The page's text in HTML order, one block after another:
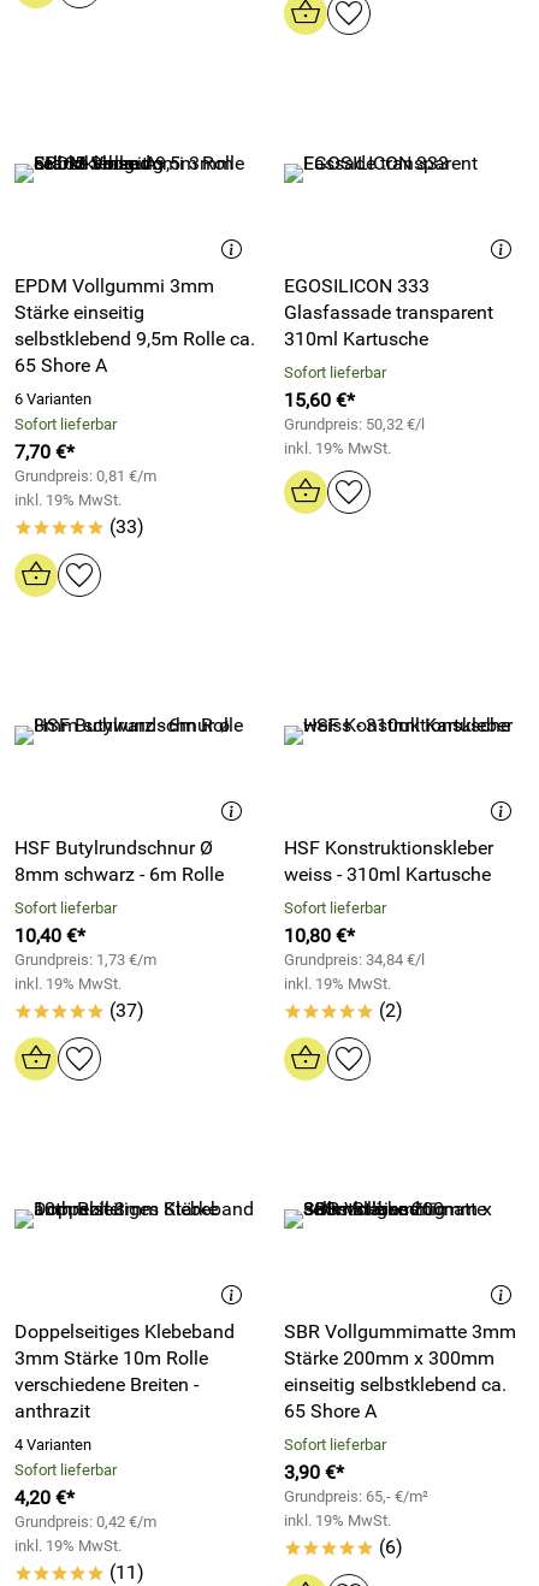
EPDM Vollgummi 3mm
Stärke einseitig
selbstklebend 9,5m Rolle ca.
65 Shore A
6 Varianten
Sofort lieferbar
7,70 €*
Grundpreis: 0,81 €/m
inkl. 19% MwSt.
***** (33)
EGOSILICON 333
Glasfassade transparent
310ml Kartusche
Sofort lieferbar
15,60 €*
Grundpreis: 50,32 €/l
inkl. 19% MwSt.
HSF Butylrundschnur Ø
8mm schwarz - 6m Rolle
Sofort lieferbar
10,40 €*
Grundpreis: 1,73 €/m
inkl. 19% MwSt.
***** (37)
HSF Konstruktionskleber
weiss - 310ml Kartusche
Sofort lieferbar
10,80 €*
Grundpreis: 34,84 €/l
inkl. 19% MwSt.
***** (2)
Doppelseitiges Klebeband
3mm Stärke 10m Rolle
verschiedene Breiten -
anthrazit
4 Varianten
Sofort lieferbar
4,20 €*
Grundpreis: 0,42 €/m
inkl. 19% MwSt.
***** (11)
SBR Vollgummimatte 3mm
Stärke 200mm x 300mm
einseitig selbstklebend ca.
65 Shore A
Sofort lieferbar
3,90 €*
Grundpreis: 65,- €/m²
inkl. 19% MwSt.
***** (6)